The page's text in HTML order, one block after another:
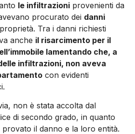
le infiltrazioni provenienti da
procurato dei danni
Tra i danni richiesti
anche il risarcimento per il
lamentando che, a
infiltrazioni, non aveva
con evidenti
non è stata accolta dal
di secondo grado, in quanto
il danno e la loro entità.